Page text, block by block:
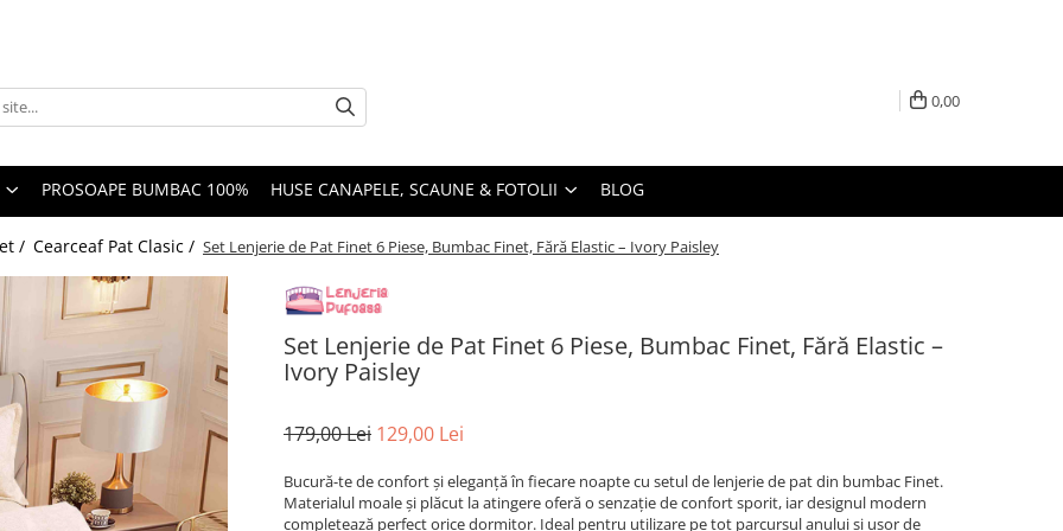
0,00
PROSOAPE BUMBAC 100% HUSE CANAPELE, SCAUNE & FOTOLII BLOG
/ Cearceaf Pat Clasic / Set Lenjerie de Pat Finet 6 Piese, Bumbac Finet, Fără Elastic – Ivory Paisley
Set Lenjerie de Pat Finet 6 Piese, Bumbac Finet, Fără Elastic –
Ivory Paisley
179,00 Lei 129,00 Lei
Bucură-te de confort și eleganță în fiecare noapte cu setul de lenjerie de pat din bumbac Finet.
Materialul moale și plăcut la atingere oferă o senzație de confort sporit, iar designul modern
completează perfect orice dormitor. Ideal pentru utilizare pe tot parcursul anului și ușor de